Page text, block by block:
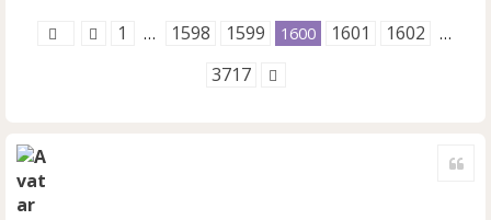
1 … 1598 1599 1600 1601 1602 …
3717